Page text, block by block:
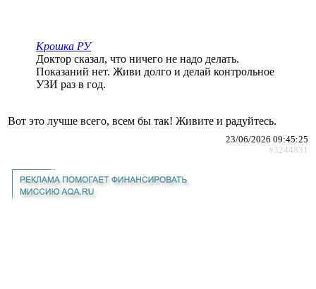
Крошка РУ
Доктор сказал, что ничего не надо делать.
Показаний нет. Живи долго и делай контрольное
УЗИ раз в год.
Вот это лучше всего, всем бы так! Живите и радуйтесь.
23/06/2026 09:45:25
#3244831